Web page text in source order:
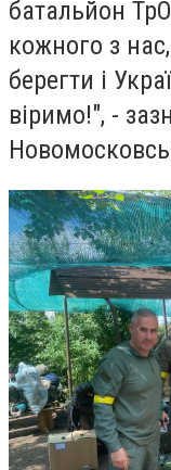
батальйон
кожного з
берегти і
віримо!", -